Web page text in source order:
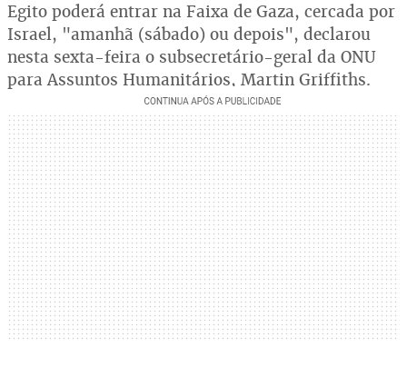
Egito poderá entrar na Faixa de Gaza, cercada por
Israel, "amanhã (sábado) ou depois", declarou
nesta sexta-feira o subsecretário-geral da ONU
para Assuntos Humanitários, Martin Griffiths.